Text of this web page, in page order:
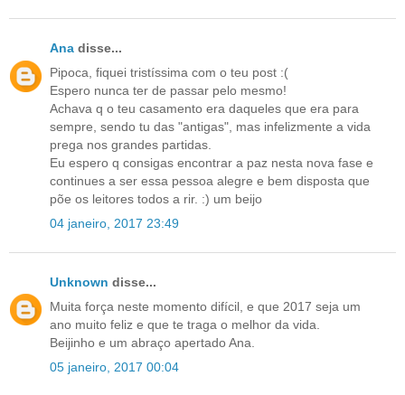
Ana disse...
Pipoca, fiquei tristíssima com o teu post :(
Espero nunca ter de passar pelo mesmo!
Achava q o teu casamento era daqueles que era para
sempre, sendo tu das "antigas", mas infelizmente a vida
prega nos grandes partidas.
Eu espero q consigas encontrar a paz nesta nova fase e
continues a ser essa pessoa alegre e bem disposta que
põe os leitores todos a rir. :) um beijo
04 janeiro, 2017 23:49
Unknown disse...
Muita força neste momento difícil, e que 2017 seja um
ano muito feliz e que te traga o melhor da vida.
Beijinho e um abraço apertado Ana.
05 janeiro, 2017 00:04